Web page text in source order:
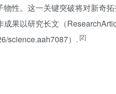
性。这一关键突破将对新奇
果以研究长文（
science.aah7087）. [2]